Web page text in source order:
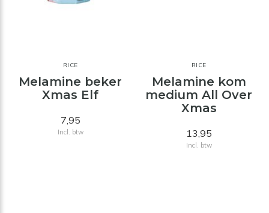
RICE
Melamine beker
Xmas Elf
7,95
Incl. btw
RICE
Melamine kom
medium All Over
Xmas
13,95
Incl. btw